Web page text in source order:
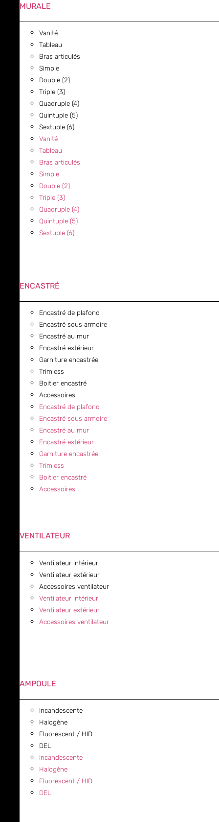
MURALE
Vanité
Tableau
Bras articulés
Simple
Double (2)
Triple (3)
Quadruple (4)
Quintuple (5)
Sextuple (6)
Vanité
Tableau
Bras articulés
Simple
Double (2)
Triple (3)
Quadruple (4)
Quintuple (5)
Sextuple (6)
ENCASTRÉ
Encastré de plafond
Encastré sous armoire
Encastré au mur
Encastré extérieur
Garniture encastrée
Trimless
Boitier encastré
Accessoires
Encastré de plafond
Encastré sous armoire
Encastré au mur
Encastré extérieur
Garniture encastrée
Trimless
Boitier encastré
Accessoires
VENTILATEUR
Ventilateur intérieur
Ventilateur extérieur
Accessoires ventilateur
Ventilateur intérieur
Ventilateur extérieur
Accessoires ventilateur
AMPOULE
Incandescente
Halogène
Fluorescent / HID
DEL
Incandescente
Halogène
Fluorescent / HID
DEL